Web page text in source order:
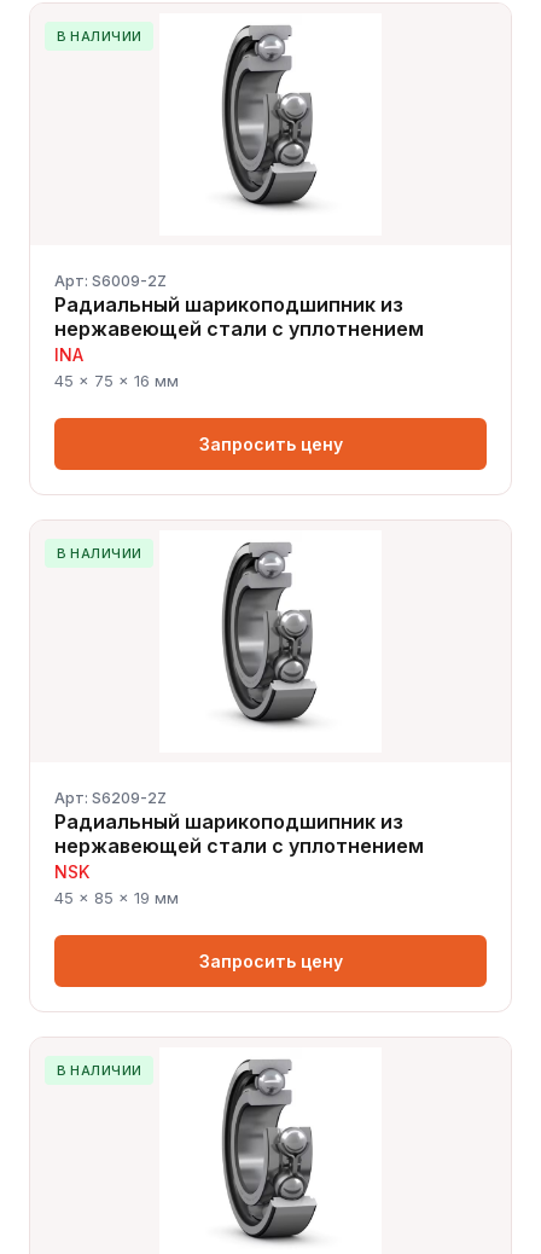
В НАЛИЧИИ
Арт: S6009-2Z
Радиальный шарикоподшипник из
нержавеющей стали с уплотнением
INA
45 × 75 × 16 мм
Запросить цену
В НАЛИЧИИ
Арт: S6209-2Z
Радиальный шарикоподшипник из
нержавеющей стали с уплотнением
NSK
45 × 85 × 19 мм
Запросить цену
В НАЛИЧИИ